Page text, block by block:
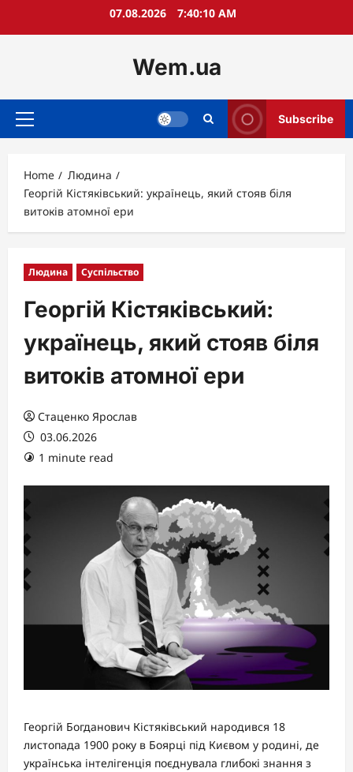
07.08.2026 7:40:12 AM
Wem.ua
Primary
Subscribe
Home
Людина
Георгій Кістяківський: українець, який стояв біля
витоків атомної ери
Людина Суспільство
Георгій Кістяківський:
українець, який стояв біля
витоків атомної ери
Стаценко Ярослав
03.06.2026
1 minute read
Георгій Богданович Кістяківський народився 18
листопада 1900 року в Боярці під Києвом у родині, де
українська інтелігенція поєднувала глибокі знання з